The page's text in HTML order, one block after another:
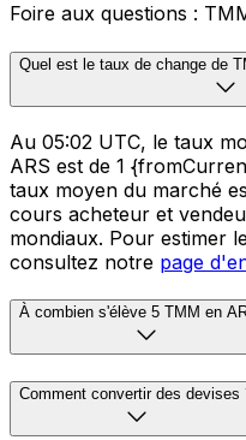
Foire aux questions :
Quel est le taux de change de
Au 05:02 UTC, le taux
ARS est de 1
taux moyen du marché
cours acheteur et
mondiaux. Pour estimer
consultez notre page
À combien s'élève 5 TMM en
Comment convertir des devises